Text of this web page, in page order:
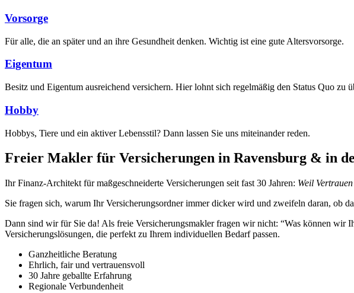
Vorsorge
Für alle, die an später und an ihre Gesundheit denken. Wichtig ist eine gute Altersvorsorge.
Eigentum
Besitz und Eigentum ausreichend versichern. Hier lohnt sich regelmäßig den Status Quo zu
Hobby
Hobbys, Tiere und ein aktiver Lebensstil? Dann lassen Sie uns miteinander reden.
Freier Makler für Versicherungen in Ravensburg & in
Ihr Finanz-Architekt für maßgeschneiderte Versicherungen seit fast 30 Jahren: Weil
Sie fragen sich, warum Ihr Versicherungsordner immer dicker wird und zweifeln daran, ob
Dann sind wir für Sie da! Als freie Versicherungsmakler fragen wir nicht: “Was können wir
Versicherungslösungen, die perfekt zu Ihrem individuellen Bedarf passen.
Ganzheitliche Beratung
Ehrlich, fair und vertrauensvoll
30 Jahre geballte Erfahrung
Regionale Verbundenheit